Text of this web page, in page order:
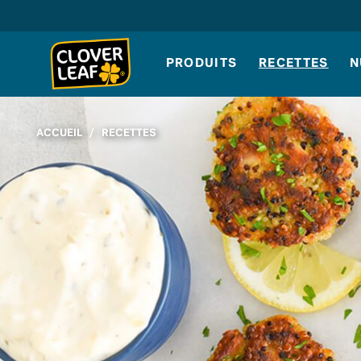
to
PRODUITS RECETTES
ACCUEIL/ RECETTES